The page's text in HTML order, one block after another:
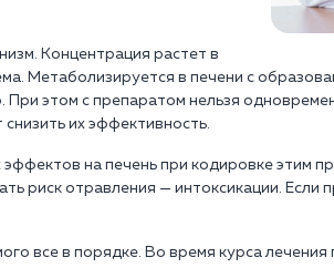
Концентрация растет в
Метаболизируется в печени с
этом с препаратом нельзя
их эффективность.
на печень при кодировке этим
риск отравления — интоксикации. Если
все в порядке. Во время курса